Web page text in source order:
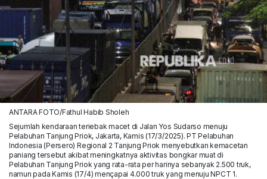
ANTARA FOTO/Fathul Habib Sholeh
Sejumlah kendaraan teriebak macet di Jalan Yos Sudarso menuju
Pelabuhan Tanjung Priok, Jakarta, Kamis (17/3/2025). PT Pelabuhan
Indonesia (Persero) Regional 2 Tanjung Priok menyebutkan kemacetan
paniang tersebut akibat meningkatnya aktivitas bongkar muat di
Pelabuhan Tanjung Priok yang rata-rata per harinya sebanyak 2.500 truk,
namun pada Kamis (17/4) mençapai 4.000 truk yang menuju NPCT 1.